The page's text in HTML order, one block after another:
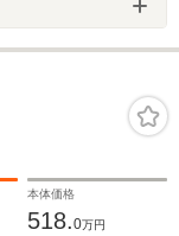
本体価格
518.0万円